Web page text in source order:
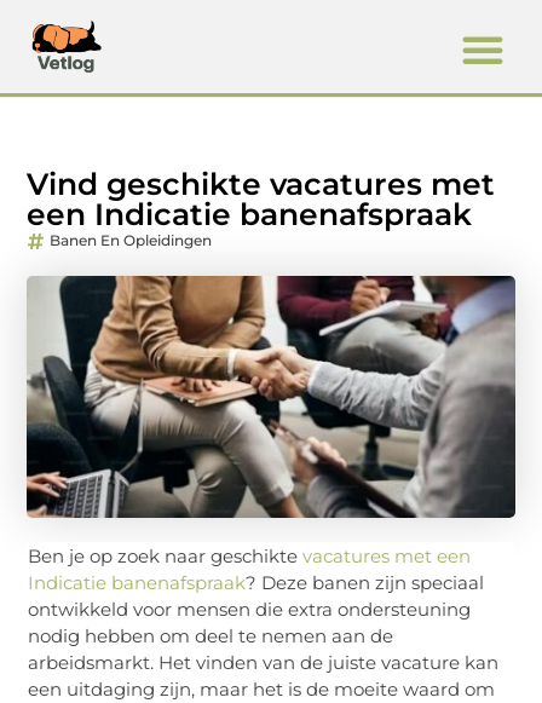
Vind geschikte vacatures met
een Indicatie banenafspraak
Banen En Opleidingen
Ben je op zoek naar geschiktevacatures met een
Indicatie banenafspraak? Deze banen zijn speciaal
ontwikkeld voor mensen die extra ondersteuning
nodig hebben om deel te nemen aan de
arbeidsmarkt. Het vinden van de juiste vacature kan
een uitdaging zijn, maar het is de moeite waard om